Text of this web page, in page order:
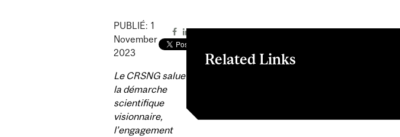
PUBLIÉ: 1
November
2023
Le CRSNG salue
la démarche
scientifique
visionnaire,
l’engagement
Related Links